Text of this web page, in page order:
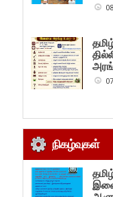
நிகழ்வுகள்